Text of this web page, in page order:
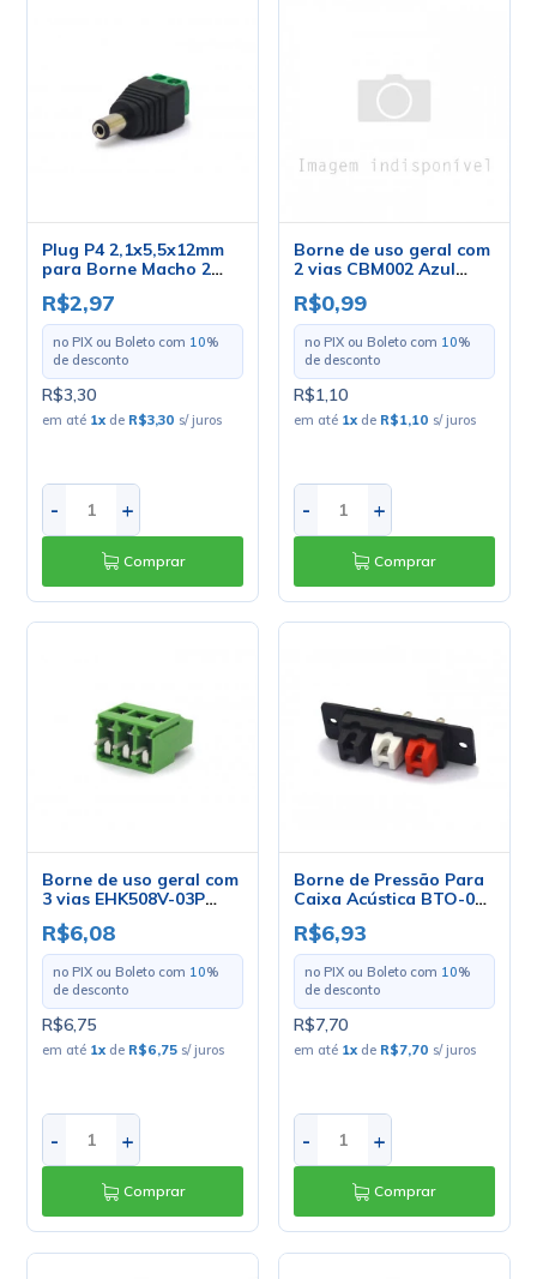
Plug P4 2,1x5,5x12mm
para Borne Macho 2
Vias - 15.2.10/64.1.501
R$2,97
no PIX ou Boleto com 10%
de desconto
R$3,30
em até 1x de R$3,30 s/ juros
- +
Comprar
Borne de uso geral com
2 vias CBM002 Azul
passo de 5.08mm
R$0,99
no PIX ou Boleto com 10%
de desconto
R$1,10
em até 1x de R$1,10 s/ juros
- +
Comprar
Borne de uso geral com
3 vias EHK508V-03P
passo de 5,08mm
R$6,08
no PIX ou Boleto com 10%
de desconto
R$6,75
em até 1x de R$6,75 s/ juros
- +
Comprar
Borne de Pressão Para
Caixa Acústica BTO-03
- SCOTT
R$6,93
no PIX ou Boleto com 10%
de desconto
R$7,70
em até 1x de R$7,70 s/ juros
- +
Comprar